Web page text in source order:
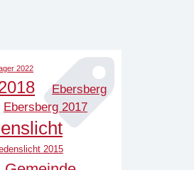
2022
Ebersberg
Ebersberg 2017
2015